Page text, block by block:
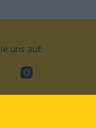
uns auf:
Instagram